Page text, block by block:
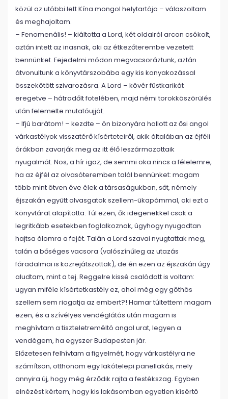
közül az utóbbi lett Kína mongol helytartója – válaszoltam
és meghajoltam.
– Fenomenális! – kiáltotta a Lord, két oldalról arcon csókolt,
aztán intett az inasnak, aki az étkezőterembe vezetett
bennünket. Fejedelmi módon megvacsoráztunk, aztán
átvonultunk a könyvtárszobába egy kis konyakozással
összekötött szivarozásra. A Lord – kövér füstkarikát
eregetve – hátradőlt fotelében, majd némi torokköszörülés
után felemelte mutatóujját.
– Ifjú barátom! – kezdte – ön bizonyára hallott az ősi angol
várkastélyok visszatérő kísérteteiről, akik általában az éjféli
órákban zavarják meg az itt élő leszármazottaik
nyugalmát. Nos, a hír igaz, de semmi oka nincs a félelemre,
ha az éjfél az olvasóteremben talál bennünket: magam
több mint ötven éve élek a társaságukban, sőt, némely
éjszakán együtt olvasgatok szellem-ükapámmal, aki ezt a
könyvtárat alapította. Túl ezen, ők idegenekkel csak a
legritkább esetekben foglalkoznak, úgyhogy nyugodtan
hajtsa álomra a fejét. Talán a Lord szavai nyugtattak meg,
talán a bőséges vacsora (valószínűleg az utazás
fáradalmai is közrejátszottak), de én ezen az éjszakán úgy
aludtam, mint a tej. Reggelre kissé csalódott is voltam:
ugyan miféle kísértetkastély ez, ahol még egy göthös
szellem sem riogatja az embert?! Hamar túltettem magam
ezen, és a szívélyes vendéglátás után magam is
meghívtam a tiszteletreméltó angol urat, legyen a
vendégem, ha egyszer Budapesten jár.
Előzetesen felhívtam a figyelmét, hogy várkastélyra ne
számítson, otthonom egy lakótelepi panellakás, mely
annyira új, hogy még érződik rajta a festékszag. Egyben
elnézést kértem, hogy kis lakásomban egyetlen kísértő